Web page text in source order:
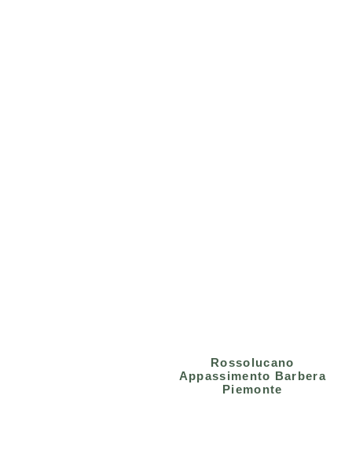
Rossolucano
Appassimento Barbera
Piemonte